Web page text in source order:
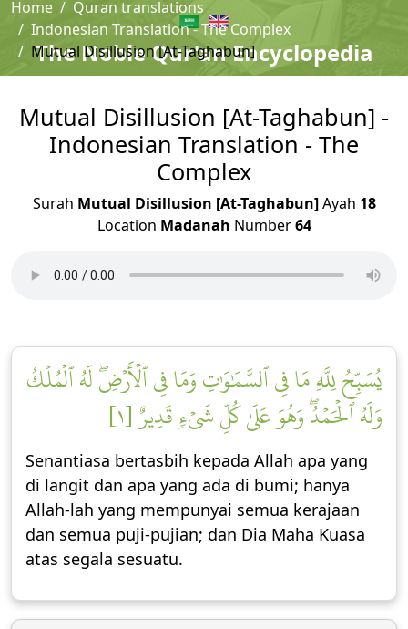
The Noble Qur'an Encyclopedia
Home
Quran translations
Indonesian Translation - The Complex
Mutual Disillusion [At-Taghabun]
Mutual Disillusion [At-Taghabun] -
Indonesian Translation - The
Complex
Surah Mutual Disillusion [At-Taghabun]Ayah 18
Location Madanah Number64
يُسَبِّحُ لِلَّهِ مَا فِي ٱلسَّمَٰوَٰتِ وَمَا فِي ٱلۡأَرۡضِۖ لَهُ ٱلۡمُلۡكُ
وَلَهُ ٱلۡحَمۡدُۖ وَهُوَ عَلَىٰ كُلِّ شَيۡءٖ قَدِيرٌ [١]
Senantiasa bertasbih kepada Allah apa yang
di langit dan apa yang ada di bumi; hanya
Allah-lah yang mempunyai semua kerajaan
dan semua puji-pujian; dan Dia Maha Kuasa
atas segala sesuatu.